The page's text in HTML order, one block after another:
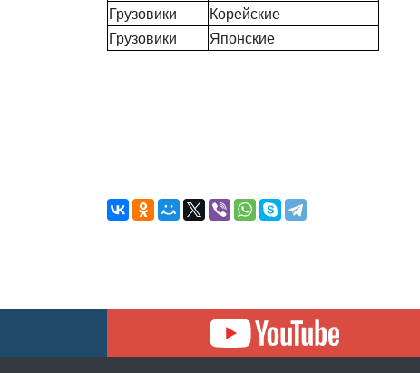
Грузовики
Корейские
Грузовики
Японские